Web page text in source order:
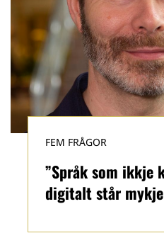
”Språk som ikkje
digitalt står mykje
FEM FRÅGOR